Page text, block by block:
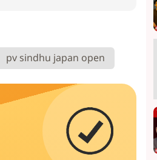
pv sindhu japan open